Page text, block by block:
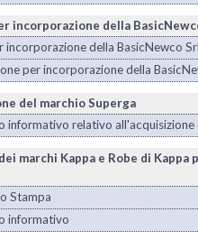
incorporazione della
incorporazione della BasicNewco
per incorporazione della
del marchio Superga
informativo relativo
marchi Kappa e Robe di
Stampa
informativo